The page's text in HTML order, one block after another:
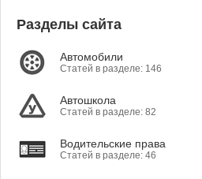
Разделы сайта
Автомобили
Статей в разделе: 146
Автошкола
Статей в разделе: 82
Водительские права
Статей в разделе: 46